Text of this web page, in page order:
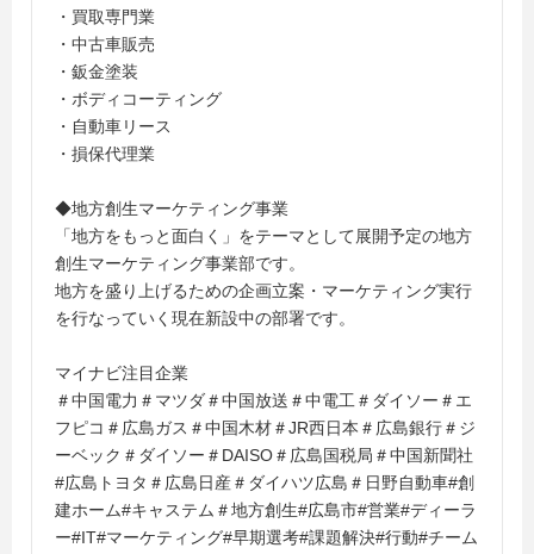
・買取専門業
・中古車販売
・鈑金塗装
・ボディコーティング
・自動車リース
・損保代理業
◆地方創生マーケティング事業
「地方をもっと面白く」をテーマとして展開予定の地方
創生マーケティング事業部です。
地方を盛り上げるための企画立案・マーケティング実行
を行なっていく現在新設中の部署です。
マイナビ注目企業
＃中国電力＃マツダ＃中国放送＃中電工＃ダイソー＃エ
フピコ＃広島ガス＃中国木材＃JR西日本＃広島銀行＃ジ
ーベック＃ダイソー＃DAISO＃広島国税局＃中国新聞社
#広島トヨタ＃広島日産＃ダイハツ広島＃日野自動車#創
建ホーム#キャステム＃地方創生#広島市#営業#ディーラ
ー#IT#マーケティング#早期選考#課題解決#行動#チーム